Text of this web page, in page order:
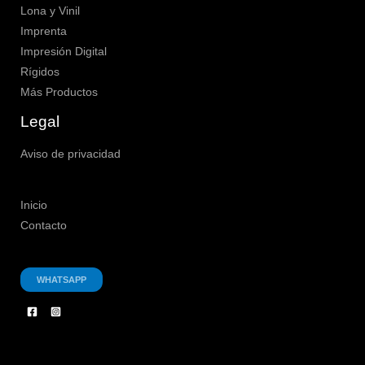
Lona y Vinil
Imprenta
Impresión Digital
Rígidos
Más Productos
Legal
Aviso de privacidad
Inicio
Contacto
WHATSAPP